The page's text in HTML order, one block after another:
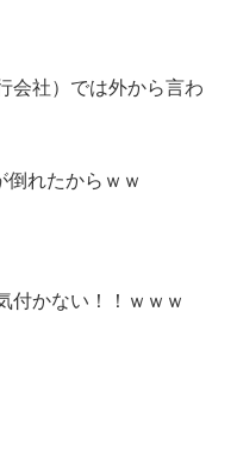
会社）では外から言わ
倒れたからｗｗ
付かない！！ｗｗｗ